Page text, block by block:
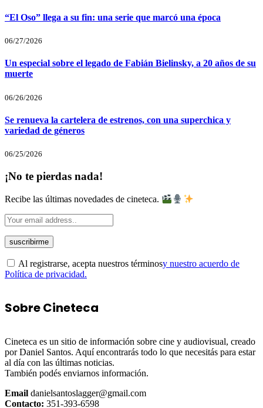
“El Oso” llega a su fin: una serie que marcó una época
06/27/2026
Un especial sobre el legado de Fabián Bielinsky, a 20 años de su
muerte
06/26/2026
Se renueva la cartelera de estrenos, con una superchica y
variedad de géneros
06/25/2026
¡No te pierdas nada!
Recibe las últimas novedades de cineteca.
Al registrarse, acepta nuestros términosy nuestro acuerdo de
Política de privacidad.
Sobre Cineteca
Cineteca es un sitio de información sobre cine y audiovisual, creado
por Daniel Santos. Aquí encontrarás todo lo que necesitás para estar
al día con las últimas noticias.
También podés enviarnos información.
Email danielsantoslagger@gmail.com
Contacto: 351-393-6598